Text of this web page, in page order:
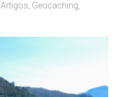
Artigos Geocaching